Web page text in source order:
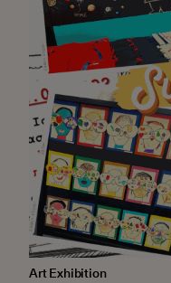
Art Exhibition